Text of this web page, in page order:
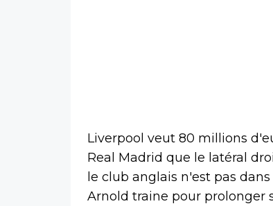
Liverpool veut 80 millions
Real Madrid que le latéral
le club anglais n'est pas
Arnold traine pour prolonger